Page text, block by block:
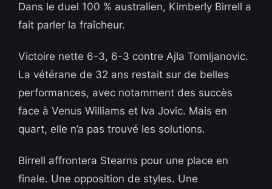
Dans le duel 100 % australien, Kimberly Birrell a
fait parler la fraîcheur.
Victoire nette 6-3, 6-3 contre Ajla Tomljanovic.
La vétérane de 32 ans restait sur de belles
performances, avec notamment des succès
face à Venus Williams et Iva Jovic. Mais en
quart, elle n’a pas trouvé les solutions.
Birrell affrontera Stearns pour une place en
finale. Une opposition de styles. Une